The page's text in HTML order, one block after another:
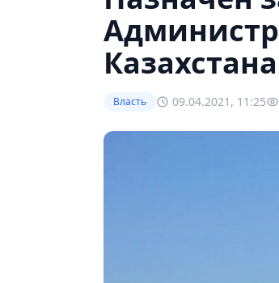
Казахстана
Власть 09.04.2021, 11:25